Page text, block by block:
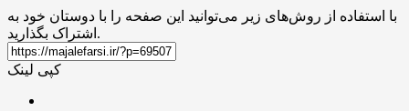
با استفاده از روش‌های زیر می‌توانید این صفحه را با دوستان خود به
اشتراک بگذارید.
کپی لینک